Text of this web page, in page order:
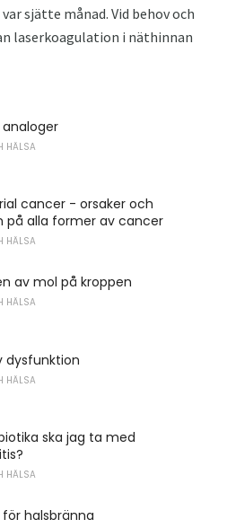
sjätte månad. Vid behov och
laserkoagulation i näthinnan
HÄLSA
cancer - orsaker och
på alla former av cancer
HÄLSA
av mol på kroppen
HÄLSA
dysfunktion
HÄLSA
ska jag ta med
HÄLSA
för halsbränna